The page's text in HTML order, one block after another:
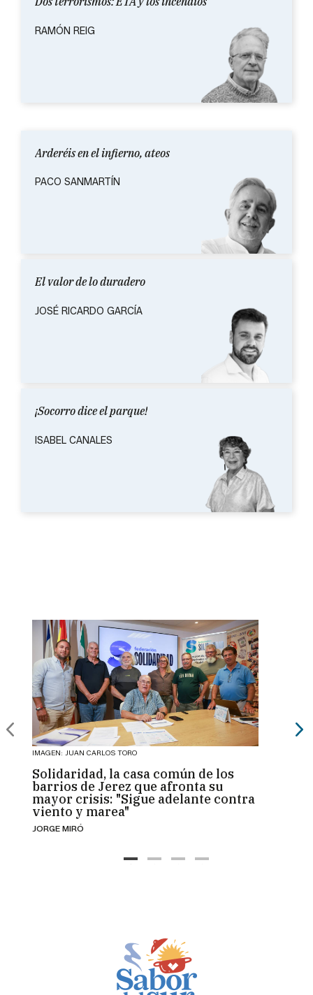
RAMÓN REIG
Arderéis en el infierno, ateos
PACO SANMARTÍN
El valor de lo duradero
JOSÉ RICARDO GARCÍA
¡Socorro dice el parque!
ISABEL CANALES
IMAGEN: JUAN CARLOS TORO
Solidaridad, la casa común de los
barrios de Jerez que afronta su
mayor crisis: "Sigue adelante contra
viento y marea"
JORGE MIRÓ